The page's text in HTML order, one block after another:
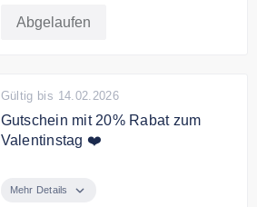
Abgelaufen
Gültig bis 14.02.2026
Gutschein mit 20% Rabat zum
Valentinstag ❤️
Sortiment 20% sparen. Schaut
Mehr Details